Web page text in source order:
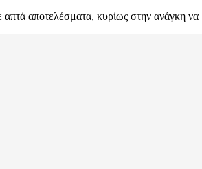
αποτελέσματα, κυρίως στην ανάγκη